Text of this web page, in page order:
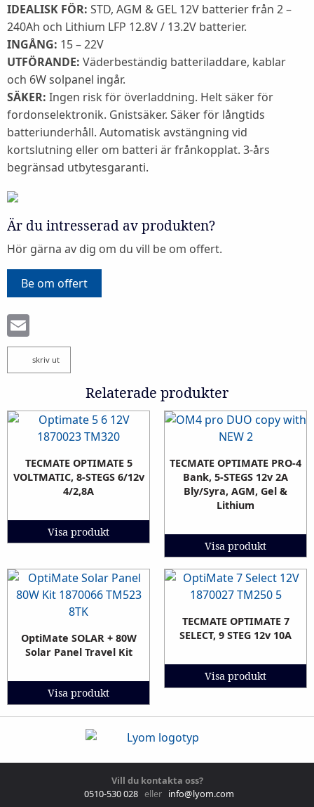
IDEALISK FÖR: STD, AGM & GEL 12V batterier från 2 –
240Ah och Lithium LFP 12.8V / 13.2V batterier.
INGÅNG: 15 – 22V
UTFÖRANDE: Väderbeständig batteriladdare, kablar
och 6W solpanel ingår.
SÄKER: Ingen risk för överladdning. Helt säker för
fordonselektronik. Gnistsäker. Säker för långtids
batteriunderhåll. Automatisk avstängning vid
kortslutning eller om batteri är frånkopplat. 3-års
begränsad utbytesgaranti.
Är du intresserad av produkten?
Hör gärna av dig om du vill be om offert.
Be om offert
skriv ut
Relaterade produkter
TECMATE OPTIMATE 5
VOLTMATIC, 8-STEGS 6/12v
4/2,8A
Visa produkt
TECMATE OPTIMATE PRO-4
Bank, 5-STEGS 12v 2A
Bly/Syra, AGM, Gel &
Lithium
Visa produkt
OptiMate SOLAR + 80W
Solar Panel Travel Kit
Visa produkt
TECMATE OPTIMATE 7
SELECT, 9 STEG 12v 10A
Visa produkt
Vill du kontakta oss?
0510-530 028 eller info@lyom.com